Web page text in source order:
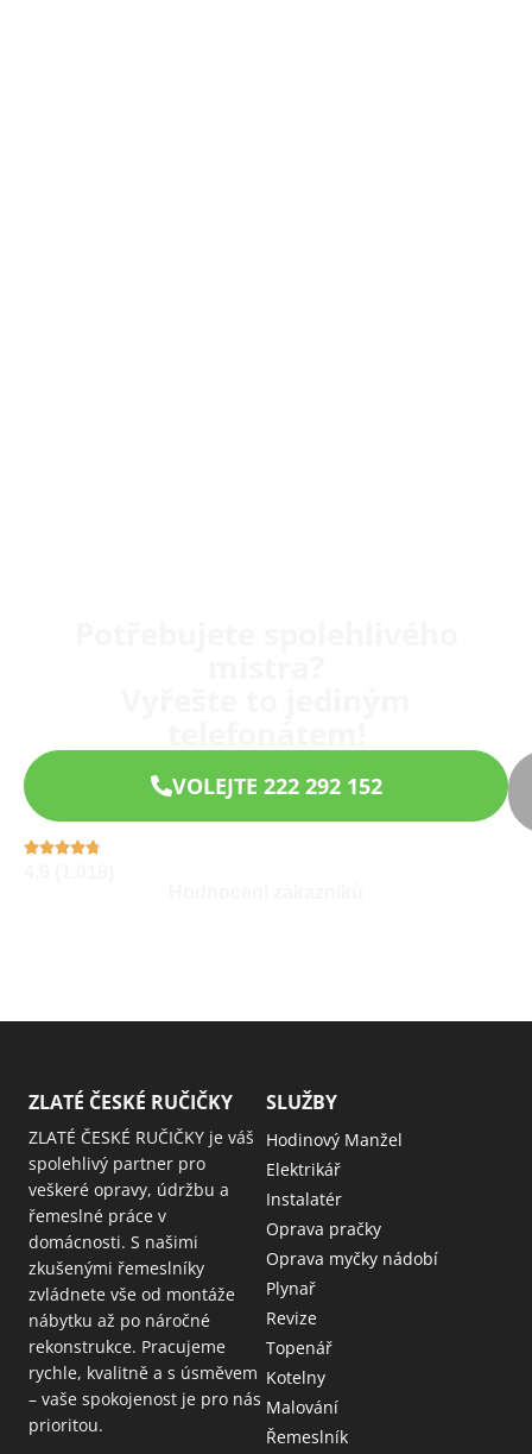
VOLEJTE 222 292 152
ZLATÉ ČESKÉ RUČIČKY
ZLATÉ ČESKÉ RUČIČKY je váš
spolehlivý partner pro
veškeré opravy, údržbu a
řemeslné práce v
domácnosti. S našimi
zkušenými řemeslníky
zvládnete vše od montáže
nábytku až po náročné
rekonstrukce. Pracujeme
rychle, kvalitně a s úsměvem
– vaše spokojenost je pro nás
prioritou.
SLUŽBY
Hodinový Manžel
Elektrikář
Instalatér
Oprava pračky
Oprava myčky nádobí
Plynař
Revize
Topenář
Kotelny
Malování
Řemeslník